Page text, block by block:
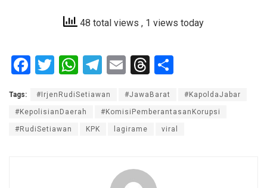
48 total views , 1 views today
F
ce
b
T
tt
er
W
at
s
T
e
gr
E
ail
T
e
a
ar
e
Tags: #IrjenRudiSetiawan #JawaBarat #KapoldaJabar
#KepolisianDaerah #KomisiPemberantasanKorupsi
#RudiSetiawan KPK lagirame viral